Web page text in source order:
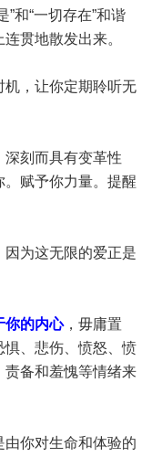
和“一切存在”和谐
贯地散发出来。
机，让你定期聆听无
刻而具有变革性
赋予你力量。提醒
为这无限的爱正是
你的内心，毋庸置
惧、悲伤、愤怒、愤
责备和羞愧等情绪来
你对生命和体验的